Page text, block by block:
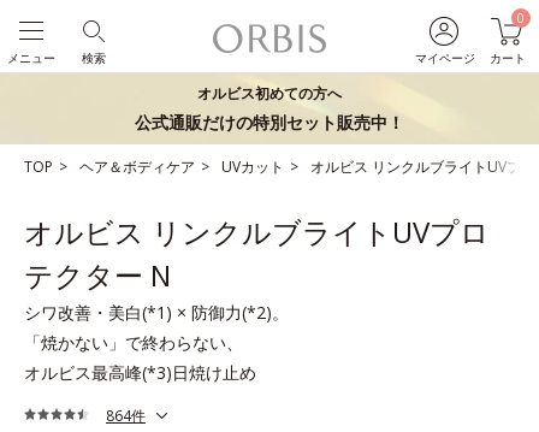
マイページ
0
カート
検索
メニュー
オルビス初めての方へ
公式通販だけの特別セット販売中！
TOP ヘア＆ボディケア UVカット オルビス リンクルブライトUVプ
オルビス リンクルブライトUVプロ
テクター N
シワ改善・美白(*1) × 防御力(*2)。
「焼かない」で終わらない、
オルビス最高峰(*3)日焼け止め
864件